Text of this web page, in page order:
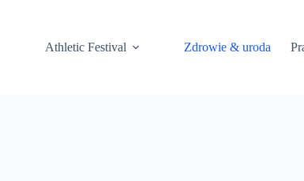
Athletic Festival Zdrowie & uroda